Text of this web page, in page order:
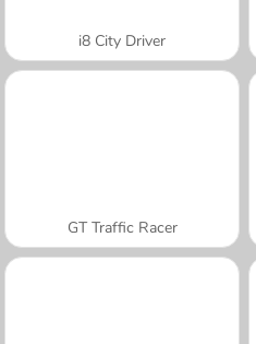
i8 City Driver
GT Traffic Racer